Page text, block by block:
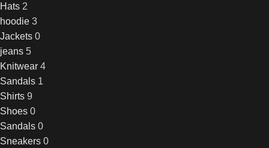
Hats 2
hoodie 3
Jackets 0
jeans 5
Knitwear 4
Sandals 1
Shirts 9
Shoes 0
Sandals 0
Sneakers 0